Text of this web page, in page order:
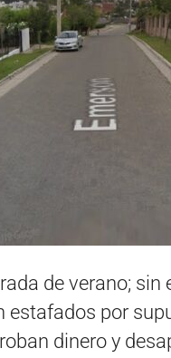
de verano; sin
estafados por
dinero y